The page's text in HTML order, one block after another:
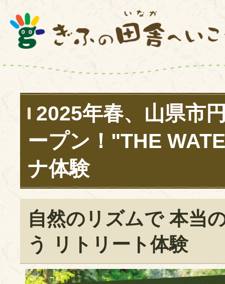
2025年春、山県市
ープン！"THE
ナ体験
自然のリズムで 本当
う リトリート体験